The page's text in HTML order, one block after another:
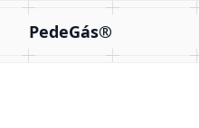
PedeGás®